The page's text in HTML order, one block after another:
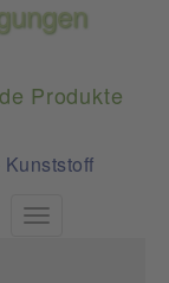
Produkte
Kunststoff
Toggle